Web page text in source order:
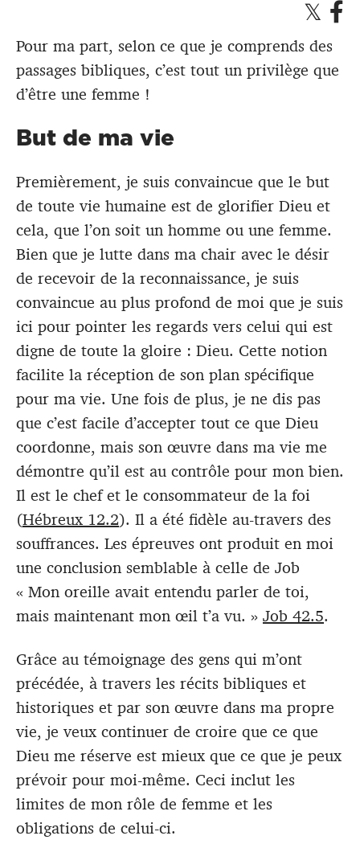
Pour ma part, selon ce que je comprends des
passages bibliques, c’est tout un privilège que
d’être une femme !
But de ma vie
Premièrement, je suis convaincue que le but
de toute vie humaine est de glorifier Dieu et
cela, que l’on soit un homme ou une femme.
Bien que je lutte dans ma chair avec le désir
de recevoir de la reconnaissance, je suis
convaincue au plus profond de moi que je suis
ici pour pointer les regards vers celui qui est
digne de toute la gloire : Dieu. Cette notion
facilite la réception de son plan spécifique
pour ma vie. Une fois de plus, je ne dis pas
que c’est facile d’accepter tout ce que Dieu
coordonne, mais son œuvre dans ma vie me
démontre qu’il est au contrôle pour mon bien.
Il est le chef et le consommateur de la foi
(Hébreux 12.2). Il a été fidèle au-travers des
souffrances. Les épreuves ont produit en moi
une conclusion semblable à celle de Job
« Mon oreille avait entendu parler de toi,
mais maintenant mon œil t’a vu. » Job 42.5.
Grâce au témoignage des gens qui m’ont
précédée, à travers les récits bibliques et
historiques et par son œuvre dans ma propre
vie, je veux continuer de croire que ce que
Dieu me réserve est mieux que ce que je peux
prévoir pour moi-même. Ceci inclut les
limites de mon rôle de femme et les
obligations de celui-ci.